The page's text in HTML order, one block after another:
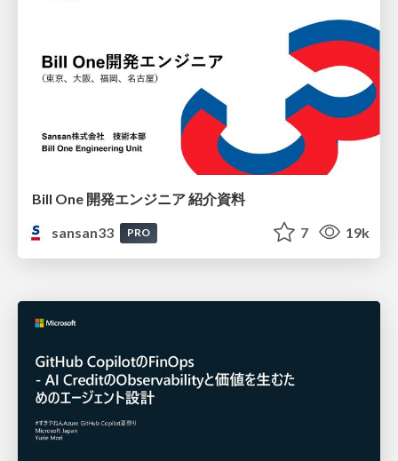
Bill One 開発エンジニア 紹介資料
sansan33
PRO 7 19k